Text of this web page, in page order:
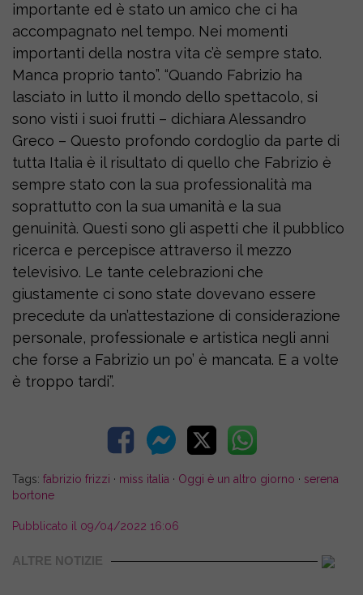
importante ed è stato un amico che ci ha
accompagnato nel tempo. Nei momenti
importanti della nostra vita c’è sempre stato.
Manca proprio tanto”. “Quando Fabrizio ha
lasciato in lutto il mondo dello spettacolo, si
sono visti i suoi frutti – dichiara Alessandro
Greco – Questo profondo cordoglio da parte di
tutta Italia è il risultato di quello che Fabrizio è
sempre stato con la sua professionalità ma
soprattutto con la sua umanità e la sua
genuinità. Questi sono gli aspetti che il pubblico
ricerca e percepisce attraverso il mezzo
televisivo. Le tante celebrazioni che
giustamente ci sono state dovevano essere
precedute da un’attestazione di considerazione
personale, professionale e artistica negli anni
che forse a Fabrizio un po’ è mancata. E a volte
è troppo tardi”.
Tags: fabrizio frizzi · miss italia · Oggi è un altro giorno · serena
bortone
Pubblicato il 09/04/2022 16:06
ALTRE NOTIZIE